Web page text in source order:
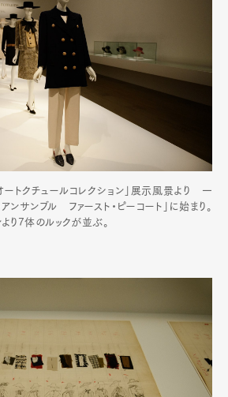
トクチュールコレクション」展示風景より 一
ンサンブル ファースト・ピーコート」に始まり。
り7体のルックが並ぶ。